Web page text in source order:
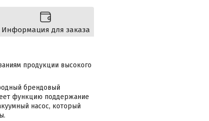
Информация для заказа
продукции высокого
брендовый
функцию поддержание
насос, который